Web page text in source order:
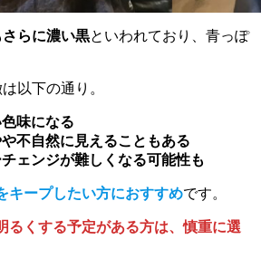
らに濃い黒といわれており、青っぽ
以下の通り。
味になる
不自然に見えることもある
ェンジが難しくなる可能性も
キープしたい方におすすめです。
るくする予定がある方は、慎重に選